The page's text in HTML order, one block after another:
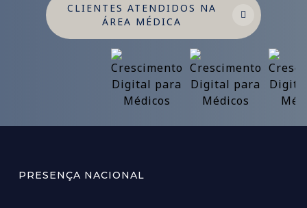
CLIENTES ATENDIDOS NA
ÁREA MÉDICA
PRESENÇA NACIONAL